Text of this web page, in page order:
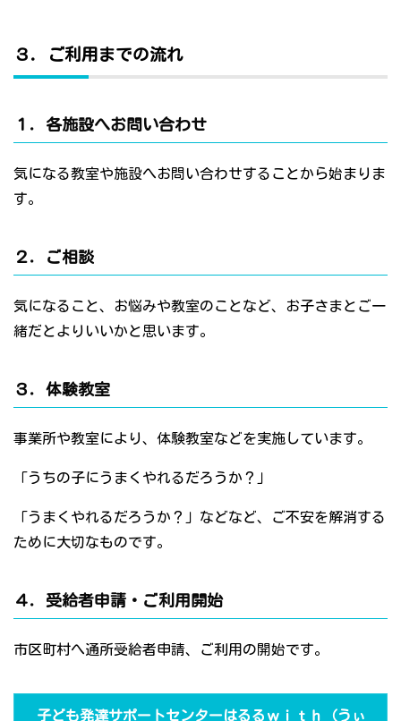
３．ご利用までの流れ
１．各施設へお問い合わせ
気になる教室や施設へお問い合わせすることから始まりま
す。
２．ご相談
気になること、お悩みや教室のことなど、お子さまとご一
緒だとよりいいかと思います。
３．体験教室
事業所や教室により、体験教室などを実施しています。
「うちの子にうまくやれるだろうか？」
「うまくやれるだろうか？」などなど、ご不安を解消する
ために大切なものです。
４．受給者申請・ご利用開始
市区町村へ通所受給者申請、ご利用の開始です。
子ども発達サポートセンターはるるｗｉｔｈ（うぃ